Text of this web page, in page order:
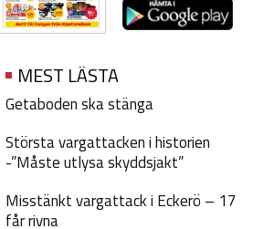
MEST LÄSTA
Getaboden ska stänga
Största vargattacken i historien
-”Måste utlysa skyddsjakt”
Misstänkt vargattack i Eckerö – 17
får rivna